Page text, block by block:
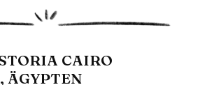
CAIRO
ÄGYPTEN